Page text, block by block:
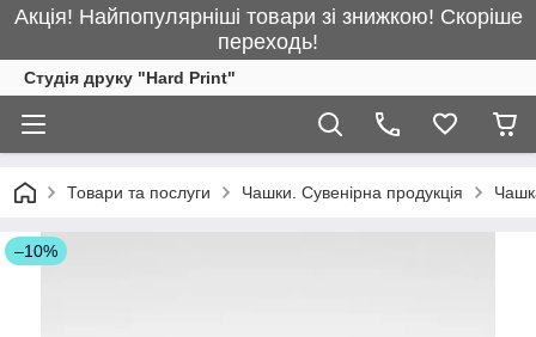
Акція! Найпопулярніші товари зі знижкою! Скоріше
переходь!
Студія друку "Hard Print"
Товари та послуги Чашки. Сувенірна продукція
–10%